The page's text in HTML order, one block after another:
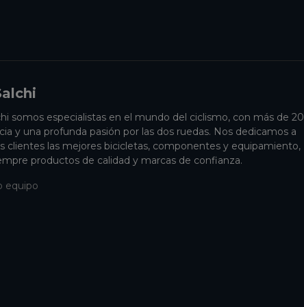
somos especialistas en el mundo del ciclismo, con más de 20
y una profunda pasión por las dos ruedas. Nos dedicamos a
clientes las mejores bicicletas, componentes y equipamiento,
productos de calidad y marcas de confianza.
equipo